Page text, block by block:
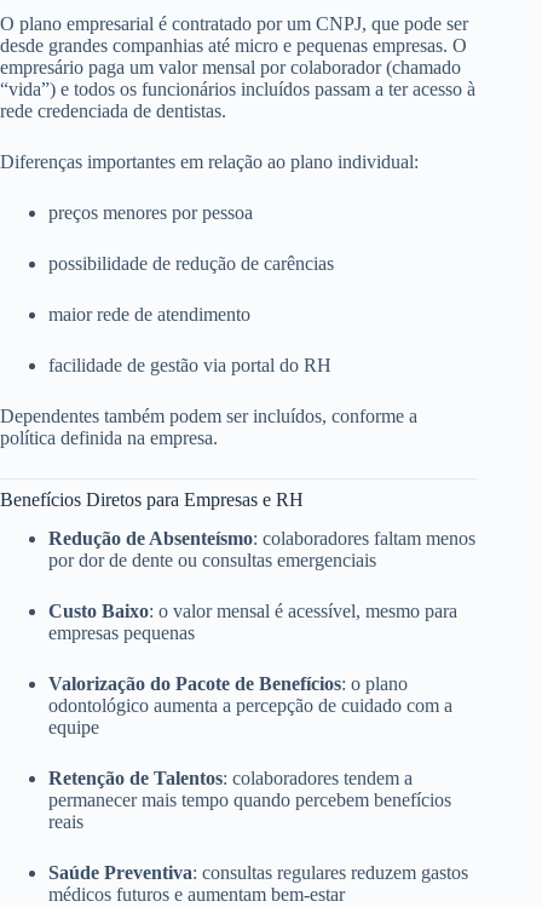
O plano empresarial é contratado por um CNPJ, que pode ser
desde grandes companhias até micro e pequenas empresas. O
empresário paga um valor mensal por colaborador (chamado
“vida”) e todos os funcionários incluídos passam a ter acesso à
rede credenciada de dentistas.
Diferenças importantes em relação ao plano individual:
preços menores por pessoa
possibilidade de redução de carências
maior rede de atendimento
facilidade de gestão via portal do RH
Dependentes também podem ser incluídos, conforme a
política definida na empresa.
Benefícios Diretos para Empresas e RH
Redução de Absenteísmo: colaboradores faltam menos
por dor de dente ou consultas emergenciais
Custo Baixo: o valor mensal é acessível, mesmo para
empresas pequenas
Valorização do Pacote de Benefícios: o plano
odontológico aumenta a percepção de cuidado com a
equipe
Retenção de Talentos: colaboradores tendem a
permanecer mais tempo quando percebem benefícios
reais
Saúde Preventiva: consultas regulares reduzem gastos
médicos futuros e aumentam bem-estar